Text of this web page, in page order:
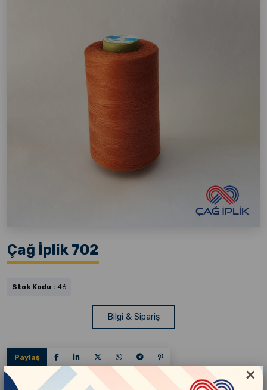
×
Çağ İplik 702
Stok Kodu : 46
Bilgi & Sipariş
Paylaş